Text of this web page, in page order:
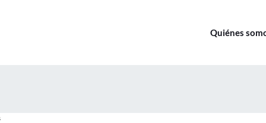
Quiénes